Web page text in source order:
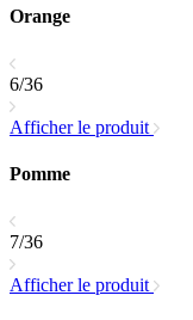
Orange
6/36
Afficher le produit
Pomme
7/36
Afficher le produit